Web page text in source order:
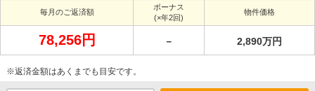
毎月のご返済額
ボーナス
(×年2回)
物件価格
78,256円 － 2,890万円
※返済金額はあくまでも目安です。